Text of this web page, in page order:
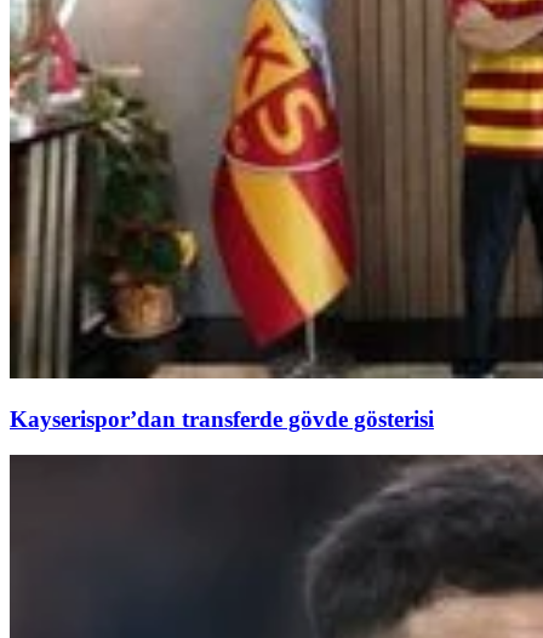
Kayserispor’dan transferde gövde gösterisi